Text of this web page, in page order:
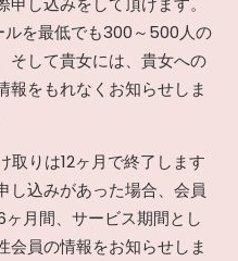
ルを最低でも300～500人の
そして貴女には、貴女への
報をもれなくお知らせしま
取りは12ヶ月で終了します
し込みがあった場合、会員
月間、サービス期間とし
会員の情報をお知らせしま